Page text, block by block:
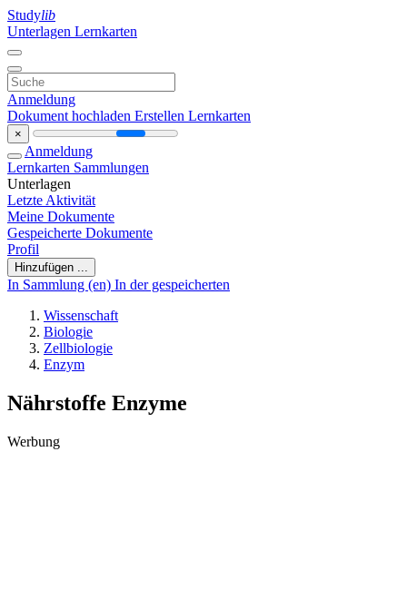
Studylib
Unterlagen Lernkarten
Anmeldung
Dokument hochladen Erstellen Lernkarten
×
Anmeldung
Lernkarten Sammlungen
Unterlagen
Letzte Aktivität
Meine Dokumente
Gespeicherte Dokumente
Profil
Hinzufügen ...
In Sammlung (en) In der gespeicherten
Wissenschaft
Biologie
Zellbiologie
Enzym
Nährstoffe Enzyme
Werbung